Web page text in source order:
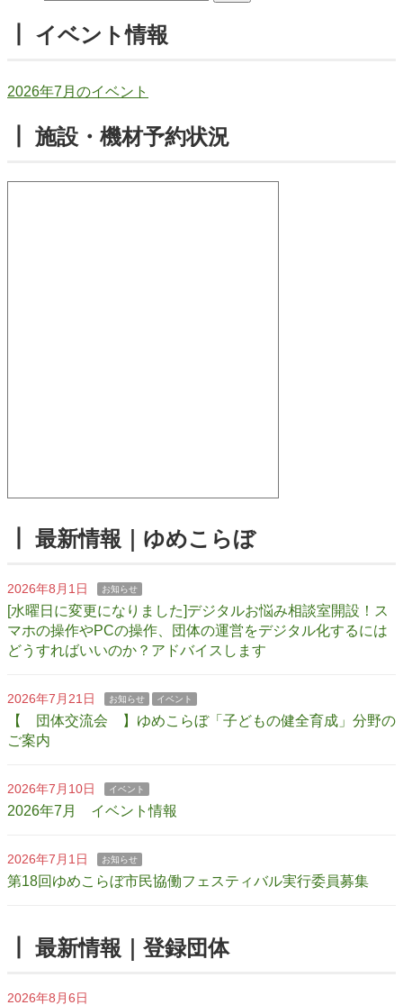
┃ イベント情報
2026年7月のイベント
┃ 施設・機材予約状況
┃ 最新情報｜ゆめこらぼ
2026年8月1日 お知らせ
[水曜日に変更になりました]デジタルお悩み相談室開設！ス
マホの操作やPCの操作、団体の運営をデジタル化するには
どうすればいいのか？アドバイスします
2026年7月21日 お知らせ イベント
【 団体交流会 】ゆめこらぼ「子どもの健全育成」分野の
ご案内
2026年7月10日 イベント
2026年7月 イベント情報
2026年7月1日 お知らせ
第18回ゆめこらぼ市民協働フェスティバル実行委員募集
┃ 最新情報｜登録団体
2026年8月6日